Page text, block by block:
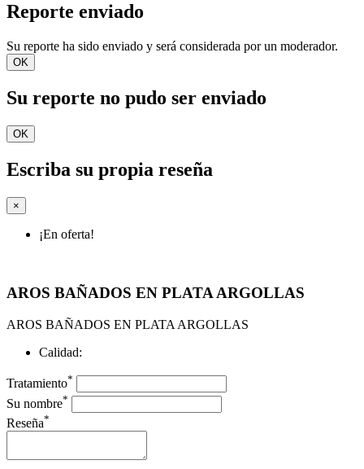
Reporte enviado
Su reporte ha sido enviado y será considerada por un moderador.
OK
Su reporte no pudo ser enviado
OK
Escriba su propia reseña
×
¡En oferta!
AROS BAÑADOS EN PLATA ARGOLLAS
AROS BAÑADOS EN PLATA ARGOLLAS
Calidad:
Tratamiento*
Su nombre*
Reseña*